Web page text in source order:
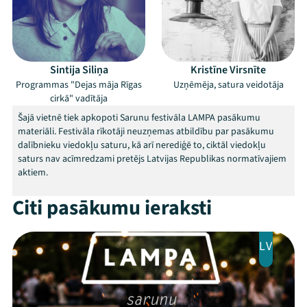
Mana programma
Festivāls
Arhīvs
Viņi bija LAMPĀ 2026
Jaunumi
Sintija Siliņa
Programmas "Dejas māja Rīgas
cirkā" vadītāja
Kristīne Virsnīte
Uzņēmēja, satura veidotāja
Šajā vietnē tiek apkopoti Sarunu festivāla LAMPA pasākumu
materiāli. Festivāla rīkotāji neuzņemas atbildību par pasākumu
dalībnieku viedokļu saturu, kā arī nerediģē to, ciktāl viedokļu
saturs nav acīmredzami pretējs Latvijas Republikas normatīvajiem
aktiem.
Citi pasākumu ieraksti
LV